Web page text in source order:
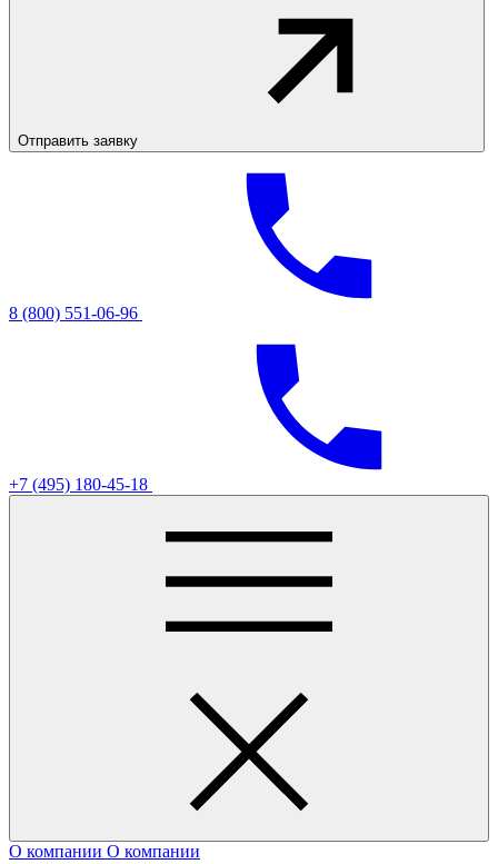
Отправить заявку
8 (800) 551-06-96
+7 (495) 180-45-18
О компании О компании